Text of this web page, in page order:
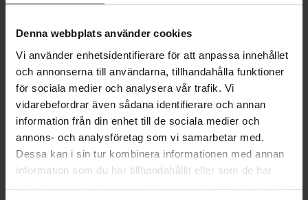
Denna webbplats använder cookies
Vi använder enhetsidentifierare för att anpassa innehållet
och annonserna till användarna, tillhandahålla funktioner
för sociala medier och analysera vår trafik. Vi
vidarebefordrar även sådana identifierare och annan
information från din enhet till de sociala medier och
annons- och analysföretag som vi samarbetar med.
Dessa kan i sin tur kombinera informationen med annan
information som du har tillhandahållit eller som de har
samlat in när du har använt deras tjänster. Samtycke till
förening som spelar en central roll i cellulär
men finns särskilt koncentrerat i hjärta, lever
och njure. Produktionen av Q10 har visat sig
minska med åren. År av vetenskaplig forskning
har visat att Q10 hjälper till att upprätthålla
ett friskt hjärt- och kärlsystem.
EAN:00733739032089
Kategorier: